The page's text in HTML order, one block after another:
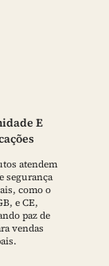
E
atendem
segurança
como o
e CE,
paz de
vendas